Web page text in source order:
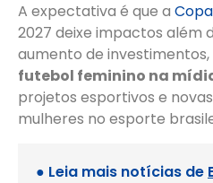
A expectativa é que a
2027 deixe impactos além
aumento de investimentos,
futebol feminino na
projetos esportivos e
mulheres no esporte
● Leia mais notícias de